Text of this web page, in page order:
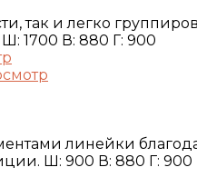
так и легко
1700 В: 880 Г: 900
линейки
Ш: 900 В: 880 Г: 900